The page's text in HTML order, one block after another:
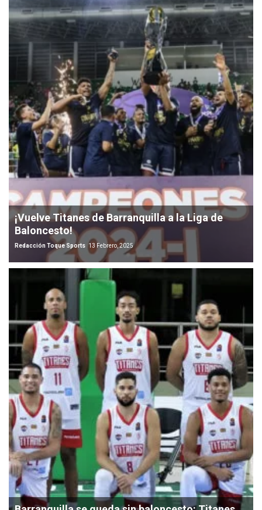
¡Vuelve Titanes de Barranquilla a la Liga de
Baloncesto!
Redacción Toque Sports 13 Febrero, 2025